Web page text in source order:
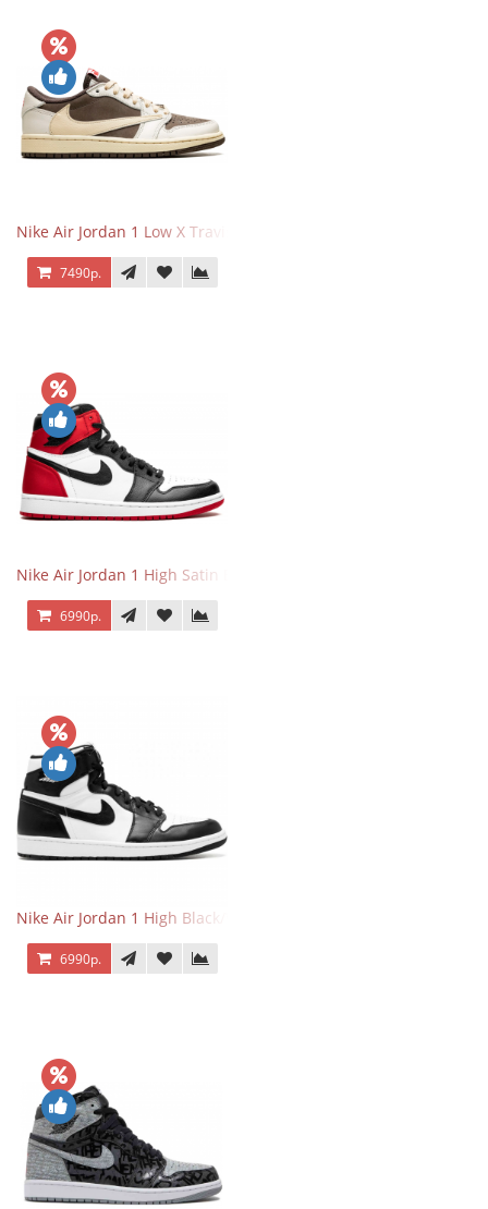
Nike Air Jordan 1 Low X Travis Scott Reverse Mocha
7490р.
Nike Air Jordan 1 High Satin Black Toe
6990р.
Nike Air Jordan 1 High Black/White
6990р.